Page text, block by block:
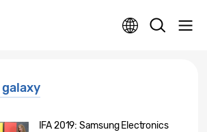
galaxy
IFA 2019: Samsung Electronics